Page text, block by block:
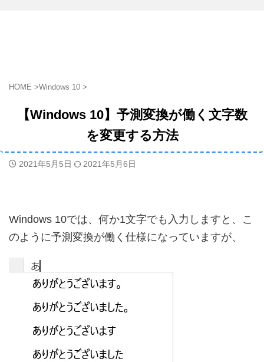
HOME >Windows 10 >
【Windows 10】予測変換が働く文字数
を変更する方法
2021年5月5日 2021年5月6日
Windows 10では、何か1文字でも入力しますと、こ
のように予測変換が働く仕様になっていますが、